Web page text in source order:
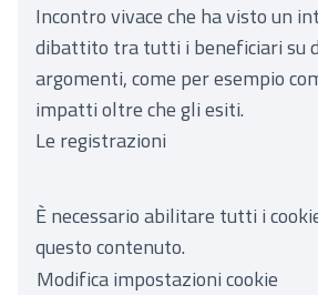
Incontro vivace che ha visto un
dibattito tra tutti i beneficiari su
argomenti, come per esempio
impatti oltre che gli esiti.
Le registrazioni
È necessario abilitare tutti i
questo contenuto.
Modifica impostazioni cookie